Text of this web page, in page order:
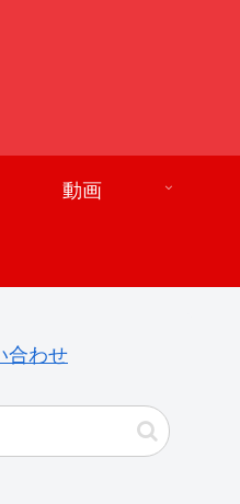
動画
合わせ